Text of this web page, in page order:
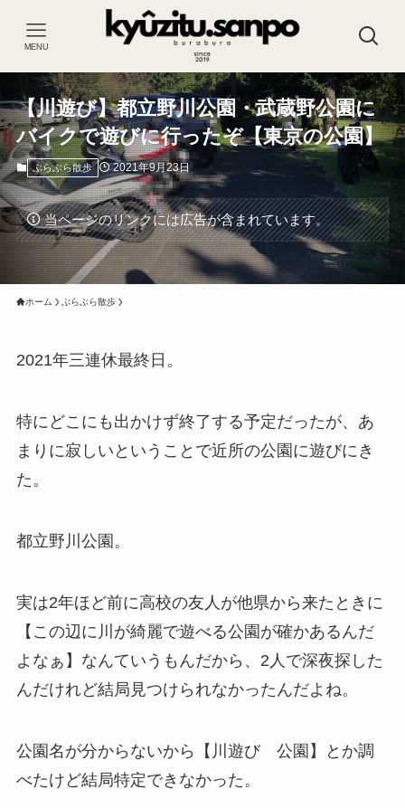
MENU
【川遊び】都立野川公園・武蔵野公園に
バイクで遊びに行ったぞ【東京の公園】
ぶらぶら散歩 2021年9月23日
当ページのリンクには広告が含まれています。
ホーム ぶらぶら散歩
2021年三連休最終日。
特にどこにも出かけず終了する予定だったが、あ
まりに寂しいということで近所の公園に遊びにき
た。
都立野川公園。
実は2年ほど前に高校の友人が他県から来たときに
【この辺に川が綺麗で遊べる公園が確かあるんだ
よなぁ】なんていうもんだから、2人で深夜探した
んだけれど結局見つけられなかったんだよね。
公園名が分からないから【川遊び 公園】とか調
べたけど結局特定できなかった。